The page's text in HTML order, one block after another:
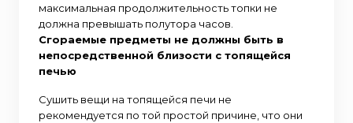
максимальная продолжительность топки не
должна превышать полутора часов.
Сгораемые предметы не должны быть в
непосредственной близости с топящейся
печью
Сушить вещи на топящейся печи не
рекомендуется по той простой причине, что они